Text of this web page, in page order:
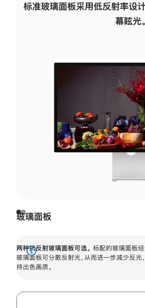
标准玻璃面板采用低反射率设
幕眩光。
玻璃面板
两种抗反射玻璃面板可选。 标配的玻璃面板经
玻璃面板可分散反射光，从而进一步减少反光
持出色画质。
展
开